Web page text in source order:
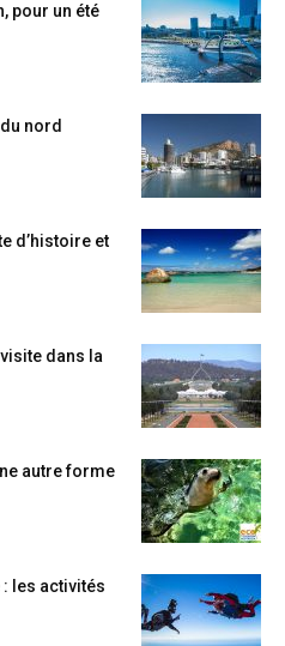
pour un été
nord
d’histoire et
dans la
autre forme
les activités